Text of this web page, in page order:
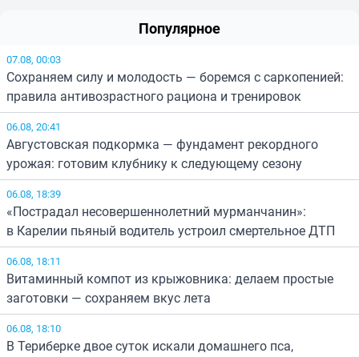
Популярное
07.08, 00:03
Сохраняем силу и молодость — боремся с саркопенией:
правила антивозрастного рациона и тренировок
06.08, 20:41
Августовская подкормка — фундамент рекордного
урожая: готовим клубнику к следующему сезону
06.08, 18:39
«Пострадал несовершеннолетний мурманчанин»:
в Карелии пьяный водитель устроил смертельное ДТП
06.08, 18:11
Витаминный компот из крыжовника: делаем простые
заготовки — сохраняем вкус лета
06.08, 18:10
В Териберке двое суток искали домашнего пса,